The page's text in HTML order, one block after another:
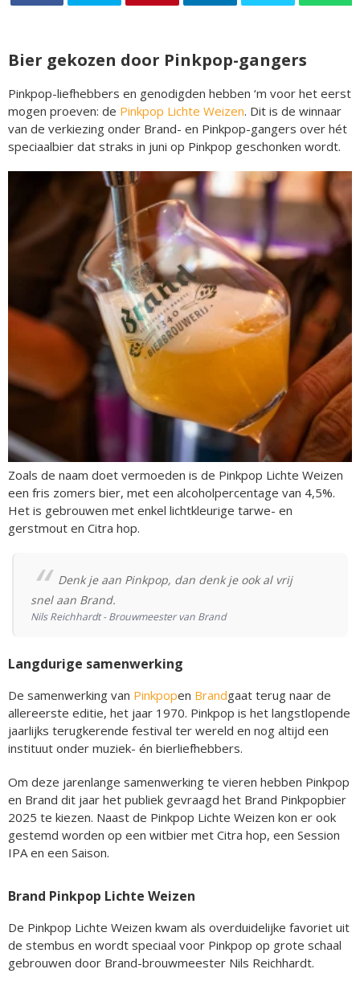
Bier gekozen door Pinkpop-gangers
Pinkpop-liefhebbers en genodigden hebben ‘m voor het eerst
mogen proeven: de Pinkpop Lichte Weizen. Dit is de winnaar
van de verkiezing onder Brand- en Pinkpop-gangers over hét
speciaalbier dat straks in juni op Pinkpop geschonken wordt.
Zoals de naam doet vermoeden is de Pinkpop Lichte Weizen
een fris zomers bier, met een alcoholpercentage van 4,5%.
Het is gebrouwen met enkel lichtkleurige tarwe- en
gerstmout en Citra hop.
Denk je aan Pinkpop, dan denk je ook al vrij
snel aan Brand.
Nils Reichhardt - Brouwmeester van Brand
Langdurige samenwerking
De samenwerking van Pinkpopen Brandgaat terug naar de
allereerste editie, het jaar 1970. Pinkpop is het langstlopende
jaarlijks terugkerende festival ter wereld en nog altijd een
instituut onder muziek- én bierliefhebbers.
Om deze jarenlange samenwerking te vieren hebben Pinkpop
en Brand dit jaar het publiek gevraagd het Brand Pinkpopbier
2025 te kiezen. Naast de Pinkpop Lichte Weizen kon er ook
gestemd worden op een witbier met Citra hop, een Session
IPA en een Saison.
Brand Pinkpop Lichte Weizen
De Pinkpop Lichte Weizen kwam als overduidelijke favoriet uit
de stembus en wordt speciaal voor Pinkpop op grote schaal
gebrouwen door Brand-brouwmeester Nils Reichhardt.